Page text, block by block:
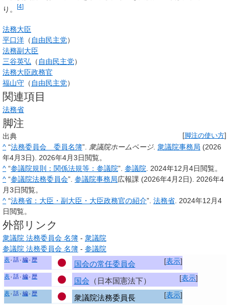
り。
[4]
法務大臣
平口洋 （ 自由民主党）
法務副大臣
三谷英弘 （ 自由民主党）
法務大臣政務官
福山守 （ 自由民主党）
関連項目
法務省
脚注
脚注の使い方
出典
^ “法務委員会 委員名簿”. 衆議院ホームページ. 衆議院事務局 (2026
年4月3日). 2026年4月3日閲覧。
^ “参議院規則：関係法規等：参議院”. 参議院. 2024年12月4日閲覧。
^ “参議院法務委員会”. 参議院事務局広報課 (2026年4月2日). 2026年4
月3日閲覧。
^ “法務省：大臣・副大臣・大臣政務官の紹介”. 法務省. 2024年12月4
日閲覧。
外部リンク
衆議院 法務委員会 名簿 - 衆議院
参議院 法務委員会 名簿 - 参議院
[表示]
表 話 編 歴 国会の常任委員会
[表示]
表 話 編 歴 国会 （日本国憲法下）
[表示]
表 話 編 歴 衆議院法務委員長